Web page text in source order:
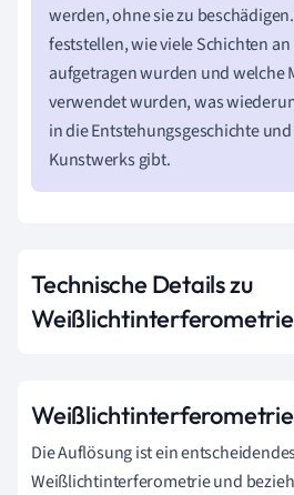
werden, ohne sie zu
feststellen, wie viele Schichten
aufgetragen wurden und welche
verwendet wurden, was
in die Entstehungsgeschichte
Kunstwerks gibt.
Technische Details zu
Weißlichtinterferometrie
Die Auflösung ist ein
Weißlichtinterferometrie und